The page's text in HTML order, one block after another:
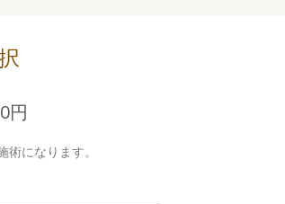
円
になります。